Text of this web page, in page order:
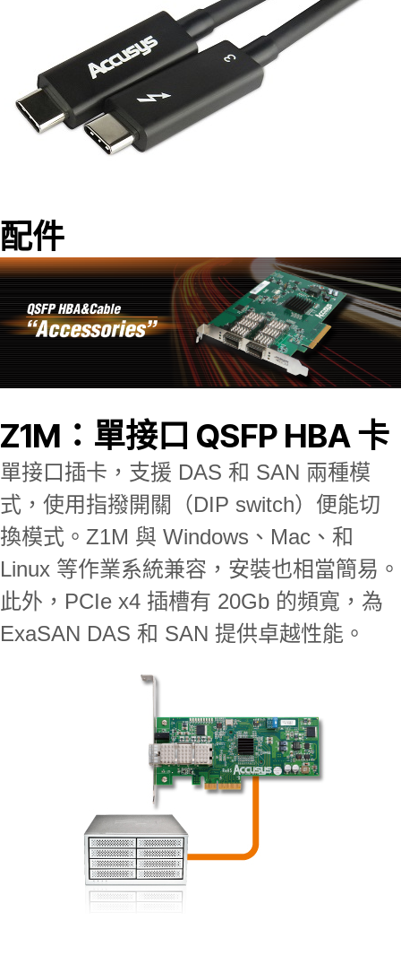
配件
Z1M：單接口 QSFP HBA 卡
單接口插卡，支援 DAS 和 SAN 兩種模
式，使用指撥開關（DIP switch）便能切
換模式。Z1M 與 Windows、Mac、和
Linux 等作業系統兼容，安裝也相當簡易。
此外，PCIe x4 插槽有 20Gb 的頻寬，為
ExaSAN DAS 和 SAN 提供卓越性能。